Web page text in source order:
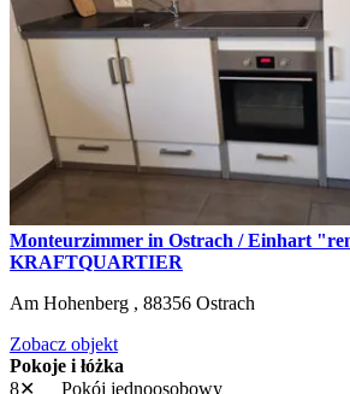
Monteurzimmer in Ostrach / Einhart
KRAFTQUARTIER
Am Hohenberg , 88356 Ostrach
Zobacz objekt
Pokoje i łóżka
8✕
Pokój jednoosobowy